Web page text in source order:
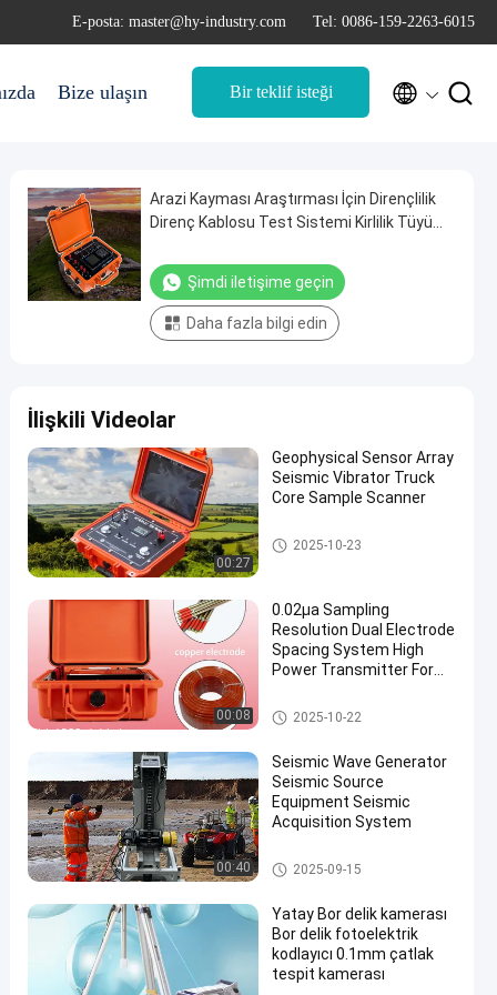
E-posta: master@hy-industry.com Tel: 0086-159-2263-6015
Bize ulaşın Bir teklif isteği  
Arazi Kayması Araştırması İçin Dirençlilik
Direnç Kablosu Test Sistemi Kirlilik Tüyü
Şimdi iletişime geçin
Daha fazla bilgi edin
İlişkili Videolar
00:27
Geophysical Sensor Array
Seismic Vibrator Truck
Core Sample Scanner
Jeofizik Arama Aleti
2025-10-23
00:08
0.02μa Sampling
Resolution Dual Electrode
Spacing System High
Power Transmitter For
Exploration
Jeofizik Arama Aleti
2025-10-22
00:40
Seismic Wave Generator
Seismic Source
Equipment Seismic
Acquisition System
Jeofizik Arama Aleti
2025-09-15
Yatay Bor delik kamerası
Bor delik fotoelektrik
kodlayıcı 0.1mm çatlak
tespit kamerası